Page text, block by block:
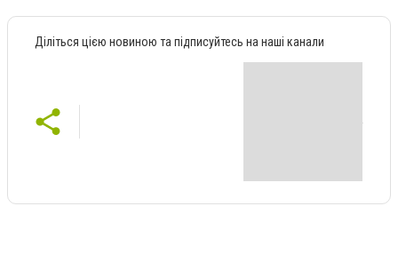
Діліться цією новиною та підписуйтесь на наші канали